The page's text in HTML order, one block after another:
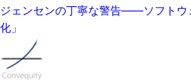
ジェンセンの丁寧な警告——ソフトウ
化」